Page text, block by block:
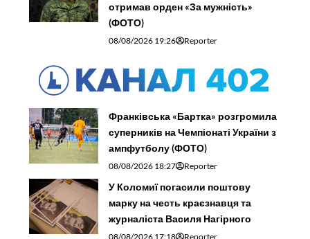
отримав орден «За мужність»
(ФОТО)
08/08/2026 19:26 Reporter
Франківська «Бартка» розгромила
суперників на Чемпіонаті України з
ампфутболу (ФОТО)
08/08/2026 18:27 Reporter
У Коломиї погасили поштову
марку на честь краєзнавця та
журналіста Василя Нагірного
08/08/2026 17:18 Reporter